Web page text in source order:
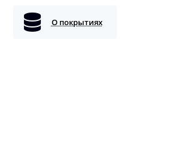
О покрытиях